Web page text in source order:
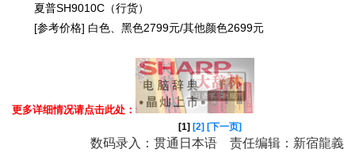
夏普SH9010C（行货）
[参考价格] 白色、黑色2799元/其他颜色2699元
更多详细情况请点击此处：
[1] [2] [下一页]
数码录入：贯通日本语 责任编辑：新宿龍義